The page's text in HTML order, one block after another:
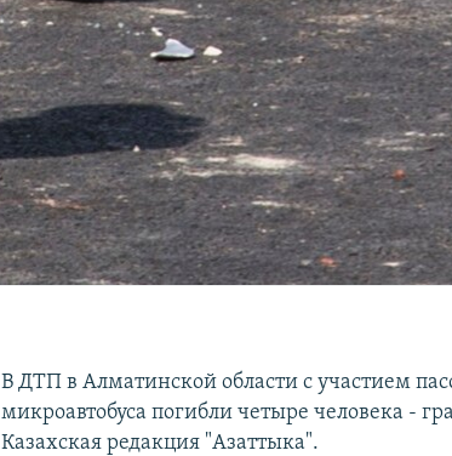
В ДТП в Алматинской области с участием
микроавтобуса погибли четыре человека -
Казахская редакция "Азаттыка".